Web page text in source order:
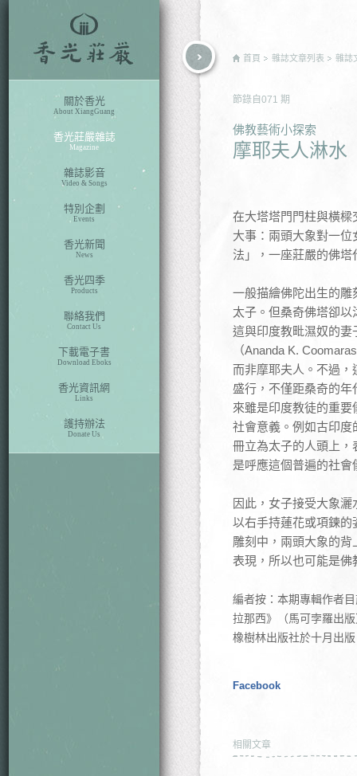
關於香光
About XiangGuang
香光莊嚴雜誌
Magazine
雜誌影音
Video & Songs
特別企劃
Events
香光新聞
News
香光四季
Products
聯絡我們
Contact Us
下載電子書
Download Eboks
香光資訊網
Links
護持辦法
Donate Us
首頁 雜誌文章列表 雜誌
節錄自 071 期
佛教藝術小探索
摩耶夫人淋水
在大塔塔門門柱與橫
大事：兩頭大象對一
法」，一座莊嚴的佛
一般描繪佛陀出生的
太子。但桑奇佛塔卻
這與印度教毗濕奴的
（Ananda K.
而非摩耶夫人。不過
盛行，不僅距桑奇的
來雖是印度教徒的重
社會意義。例如古印
冊立為太子的人頭上
是呼應這個普遍的社會
因此，女子接受大象
以右手持蓮花或項鍊
雕刻中，兩頭大象的
表現，所以也可能是
編者按：本期專輯作者
拉那西》（馬可孛羅出
橡樹林出版社於十月出
Facebook
相關文章